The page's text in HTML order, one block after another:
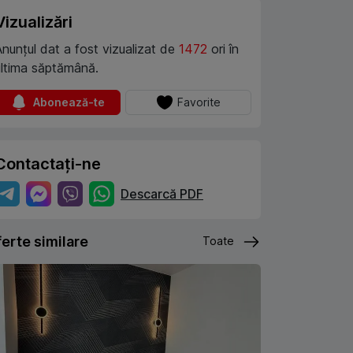
dat a fost vizualizat de 1472 ori în
săptămână.
Abonează-te Favorite
ne
Descarcă PDF
similare Toate